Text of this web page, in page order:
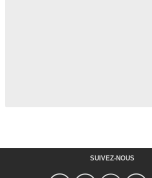
SUIVEZ-NOUS